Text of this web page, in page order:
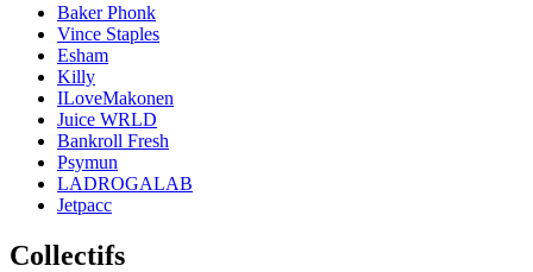
Baker Phonk
Vince Staples
Esham
Killy
ILoveMakonen
Juice WRLD
Bankroll Fresh
Psymun
LADROGALAB
Jetpacc
Collectifs